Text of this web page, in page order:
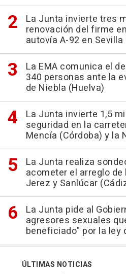
La Junta invierte tres
renovación del firme
autovía A-92 en Sevilla
La EMA comunica el
340 personas ante la
de Niebla (Huelva)
La Junta invierte 1,5
seguridad en la
Mencía (Córdoba) y la
La Junta realiza
acometer el arreglo
Jerez y Sanlúcar
La Junta pide al
agresores sexuales
beneficiado" por la ley
ÚLTIMAS NOTICIAS